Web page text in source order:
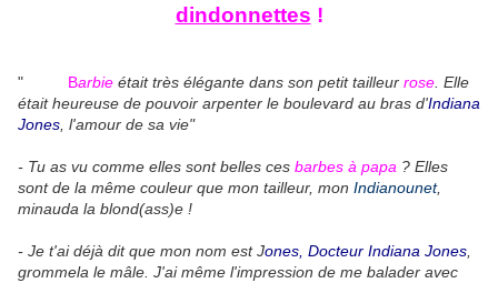
dindonnettes !
" Barbie était très élégante dans son petit tailleur rose . Elle
était heureuse de pouvoir arpenter le boulevard au bras d'Indiana
Jones , l'amour de sa vie"
- Tu as vu comme elles sont belles ces barbes à papa ? Elles
sont de la même couleur que mon tailleur, mon Indianounet,
minauda la blond(ass)e !
- Je t'ai déjà dit que mon nom est Jones, Docteur Indiana Jones
grommela le mâle. J'ai même l'impression de me balader avec